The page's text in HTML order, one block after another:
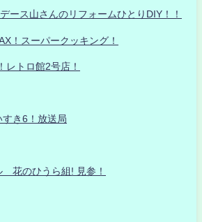
ース山さんのリフォームひとりDIY！！
！スーパークッキング！
レトロ館2号店！
き6！放送局
花のひうら組! 見参！